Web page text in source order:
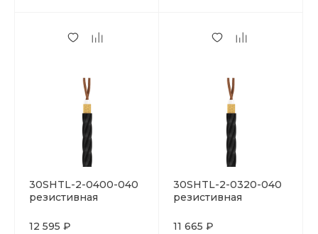
30SHTL-2-0400-040
резистивная
секция
12 595 ₽
30SHTL-2-0320-040
резистивная
секция
11 665 ₽